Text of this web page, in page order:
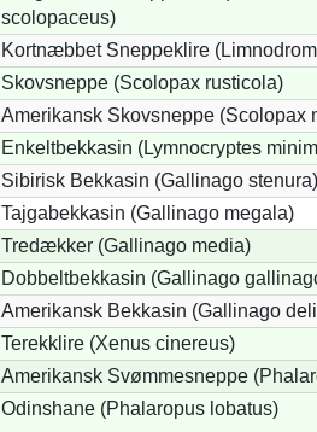
scolopaceus)
Kortnæbbet Sneppeklire
Skovsneppe (Scolopax rusticola)
Amerikansk Skovsneppe (Scolopax
Enkeltbekkasin (Lymnocryptes
Sibirisk Bekkasin (Gallinago stenura)
Tajgabekkasin (Gallinago megala)
Tredækker (Gallinago media)
Dobbeltbekkasin (Gallinago
Amerikansk Bekkasin (Gallinago
Terekklire (Xenus cinereus)
Amerikansk Svømmesneppe
Odinshane (Phalaropus lobatus)